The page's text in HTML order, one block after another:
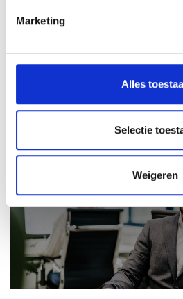
Marketing
Alles
Selectie
Weigeren
2 TELEFONISCHE